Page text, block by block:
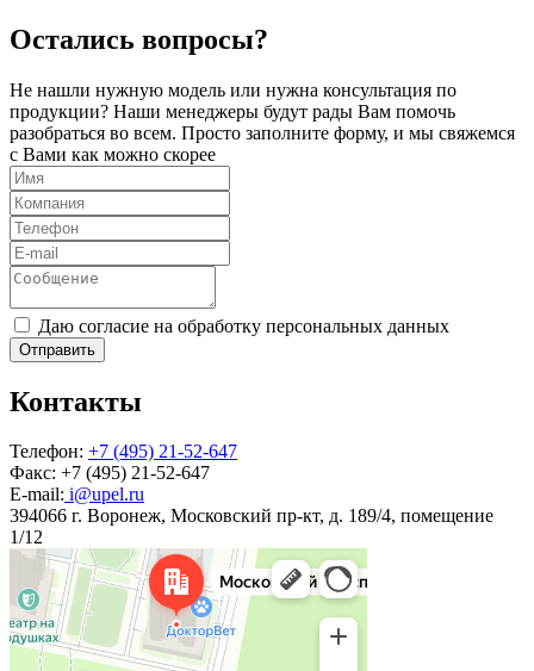
Остались вопросы?
Не нашли нужную модель или нужна консультация по
продукции? Наши менеджеры будут рады Вам помочь
разобраться во всем. Просто заполните форму, и мы свяжемся
с Вами как можно скорее
Даю согласие на обработку персональных данных
Отправить
Контакты
Телефон: +7 (495) 21-52-647
Факс: +7 (495) 21-52-647
E-mail: i@upel.ru
394066 г. Воронеж, Московский пр-кт, д. 189/4, помещение
1/12